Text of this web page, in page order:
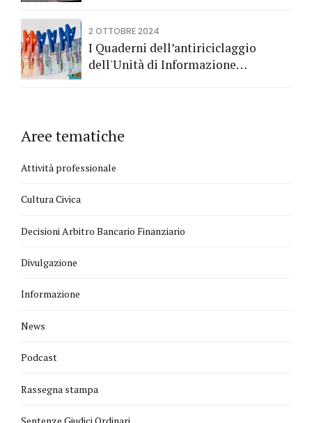
2 OTTOBRE 2024
I Quaderni dell’antiriciclaggio
dell'Unità di Informazione
Aree tematiche
Attività professionale
Cultura Civica
Decisioni Arbitro Bancario Finanziario
Divulgazione
Informazione
News
Podcast
Rassegna stampa